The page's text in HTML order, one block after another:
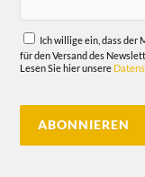
Ich willige ein, dass der
für den Versand des
Lesen Sie hier unsere